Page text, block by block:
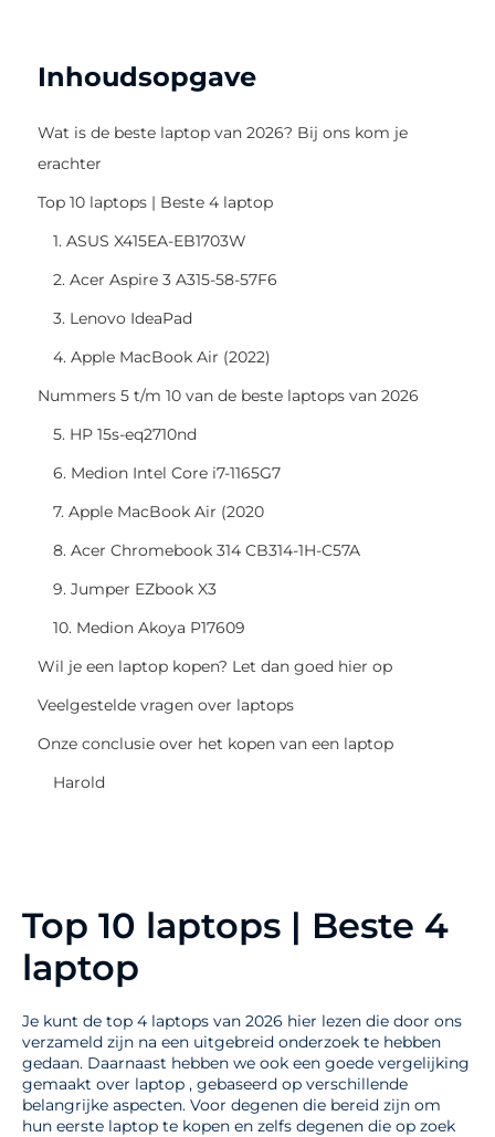
Inhoudsopgave
Wat is de beste laptop van 2026? Bij ons kom je
erachter
Top 10 laptops | Beste 4 laptop
1. ASUS X415EA-EB1703W
2. Acer Aspire 3 A315-58-57F6
3. Lenovo IdeaPad
4. Apple MacBook Air (2022)
Nummers 5 t/m 10 van de beste laptops van 2026
5. HP 15s-eq2710nd
6. Medion Intel Core i7-1165G7
7. Apple MacBook Air (2020
8. Acer Chromebook 314 CB314-1H-C57A
9. Jumper EZbook X3
10. Medion Akoya P17609
Wil je een laptop kopen? Let dan goed hier op
Veelgestelde vragen over laptops
Onze conclusie over het kopen van een laptop
Harold
Top 10 laptops | Beste 4
laptop
Je kunt de top 4 laptops van 2026 hier lezen die door ons
verzameld zijn na een uitgebreid onderzoek te hebben
gedaan. Daarnaast hebben we ook een goede vergelijking
gemaakt over laptop , gebaseerd op verschillende
belangrijke aspecten. Voor degenen die bereid zijn om
hun eerste laptop te kopen en zelfs degenen die op zoek